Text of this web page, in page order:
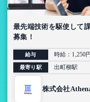
最先端技術を駆使して
募集！
給与 時給：1,250
最寄り駅 出町柳駅
株式会社